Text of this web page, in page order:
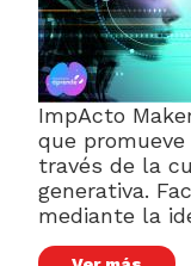
ImpActo
que
través de la
generativa.
mediante la